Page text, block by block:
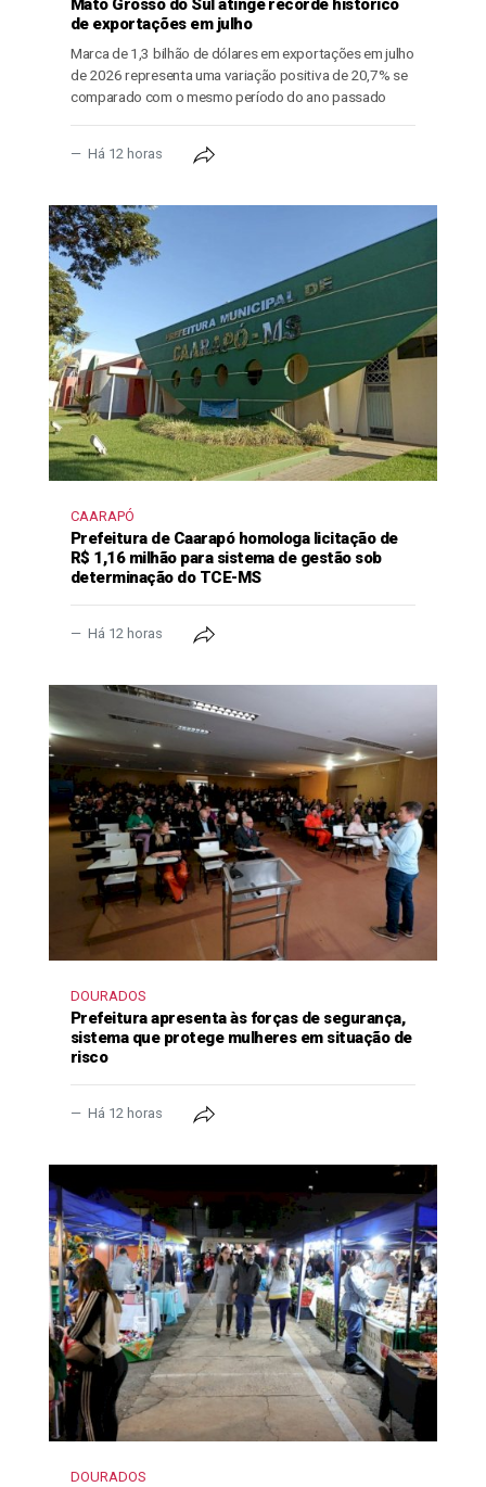
Mato Grosso do Sul atinge recorde histórico
de exportações em julho
Marca de 1,3 bilhão de dólares em exportações em julho
de 2026 representa uma variação positiva de 20,7% se
comparado com o mesmo período do ano passado
Há 12 horas
CAARAPÓ
Prefeitura de Caarapó homologa licitação de
R$ 1,16 milhão para sistema de gestão sob
determinação do TCE-MS
Há 12 horas
DOURADOS
Prefeitura apresenta às forças de segurança,
sistema que protege mulheres em situação de
risco
Há 12 horas
DOURADOS